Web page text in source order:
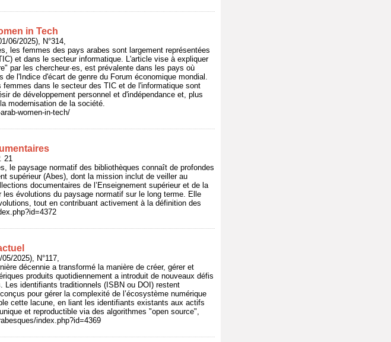
in Tech
06/2025), N°314,
les femmes des pays arabes sont largement représentées
et dans le secteur informatique. L'article vise à expliquer
par les chercheur·es, est prévalente dans les pays où
l'Indice d'écart de genre du Forum économique mondial.
dans le secteur des TIC et de l'informatique sont
de développement personnel et d'indépendance et, plus
modernisation de la société.
women-in-tech/
21
le paysage normatif des bibliothèques connaît de profondes
supérieur (Abes), dont la mission inclut de veiller au
documentaires de l’Enseignement supérieur et de la
évolutions du paysage normatif sur le long terme. Elle
tout en contribuant activement à la définition des
2025), N°117,
décennie a transformé la manière de créer, gérer et
produits quotidiennement a introduit de nouveaux défis
Les identifiants traditionnels (ISBN ou DOI) restent
pour gérer la complexité de l’écosystème numérique
cette lacune, en liant les identifiants existants aux actifs
et reproductible via des algorithmes "open source",
index.php?id=4369